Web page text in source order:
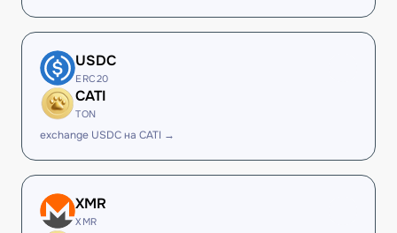
USDC
ERC20
CATI
TON
exchange USDC на CATI →
XMR
XMR